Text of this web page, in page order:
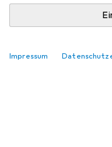
Impressum
(zugehörige) Telefon für
ältere Personen auch